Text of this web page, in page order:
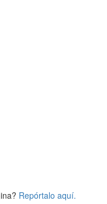
Repórtalo aquí.